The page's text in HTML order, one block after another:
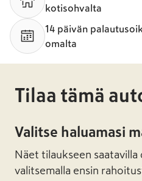
kotisohvalta
14 päivän
omalta
Tilaa tämä
Valitse haluamasi
Näet tilaukseen
valitsemalla ensin